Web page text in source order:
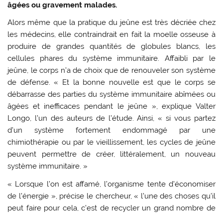
âgées ou gravement malades.
Alors même que la pratique du jeûne est très décriée chez
les médecins, elle contraindrait en fait la moelle osseuse à
produire de grandes quantités de globules blancs, les
cellules phares du système immunitaire. Affaibli par le
jeûne, le corps n’a de choix que de renouveler son système
de défense. « Et la bonne nouvelle est que le corps se
débarrasse des parties du système immunitaire abîmées ou
âgées et inefficaces pendant le jeûne », explique Valter
Longo, l’un des auteurs de l’étude. Ainsi, « si vous partez
d’un système fortement endommagé par une
chimiothérapie ou par le vieillissement, les cycles de jeûne
peuvent permettre de créer, littéralement, un nouveau
système immunitaire. »
« Lorsque l’on est affamé, l’organisme tente d’économiser
de l’énergie », précise le chercheur, « l’une des choses qu’il
peut faire pour cela, c’est de recycler un grand nombre de